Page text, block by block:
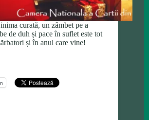
curată, un zâmbet pe a
de duh și pace în suflet este tot
și în anul care vine!